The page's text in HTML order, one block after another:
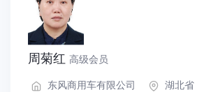
周菊红 高级会员
东风商用车有限公司
湖北省